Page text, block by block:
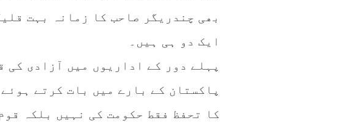
بھی چندریگر صاحب کا زمانہ بہت
ایک دو ہی ہیں۔
پہلے دور کے اداریوں میں آزادی کی
پاکستان کے بارے میں بات کرتے
کا تحفظ فقط حکومت کی نہیں بلکہ